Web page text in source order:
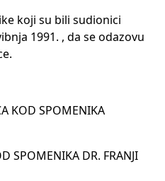
koji su bili sudionici
1991. , da se odazovu
KOD SPOMENIKA
SPOMENIKA DR. FRANJI